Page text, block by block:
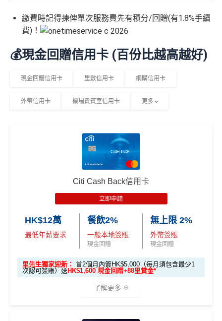
繳費時記得揀俾單次服務費先有積分/回贈(有1.8%手續
費)！
💰現金回贈信用卡 (百份比越高越好)
現金回贈信用卡 里數信用卡 網購信用卡
外幣信用卡 機場貴賓室信用卡 更多
Citi Cash Back信用卡
立即申請
HK$12萬
最低年薪要求
餐飲2%
一般本地簽賬
現金回贈
無上限 2%
外幣簽賬
現金回贈
里先生獨家迎新： 首2個月內簽HK$5,000（每月須包含最少1
次認可簽賬）送HK$1,600 現金回贈+88里賞金*
了解更多